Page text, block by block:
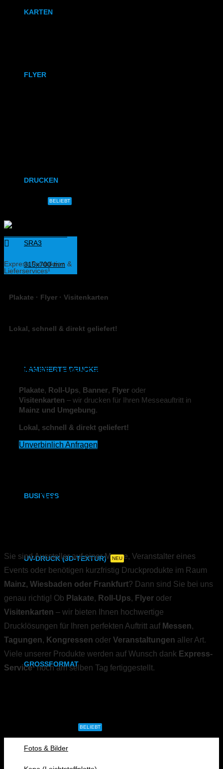
KARTEN
FLYER
DRUCKEN
BELIEBT
SRA3
315x700 mm
Etiketten
LAMINIERTE DRUCKE
DIN A6
DIN A5
DIN A4
BUSINESS
UV-DRUCK (3D-TEXTUR) NEU
Direktdruck auf Holz
Direktdruck Leinwand
Direktdruck auf Magnet
Direktdruck auf Ihr Produkt
GROSSFORMAT
BELIEBT
Fotos & Bilder
Express Produktion &
Lieferservices¹
Plakate · Flyer · Visitenkarten
Lokal, schnell & direkt geliefert!
MESSE & EVENTS
Plakate, Roll-Ups, Banner, Flyer oder
Visitenkarten – wir drucken für Ihren Messeauftritt in
Mainz und Umgebung.
Lokal, schnell & direkt geliefert!
Unverbinlich Anfragen
Ihr starker Partner für
Sie sind Aussteller auf einer Messe, Veranstalter eines
Events oder benötigen kurzfristig Druckprodukte im Raum
Mainz, Wiesbaden oder Frankfurt? Dann sind Sie bei uns
genau richtig! Ob Plakate, Roll-Ups, Flyer oder
Visitenkarten – wir bieten Ihnen hochwertige
Drucklösungen für Ihren perfekten Auftritt auf Messen,
Tagungen, Kongressen oder Veranstaltungen aller Art.
Viele unserer Produkte werden auf Wunsch dank Express-
Service¹noch am selben Tag fertiggestellt.